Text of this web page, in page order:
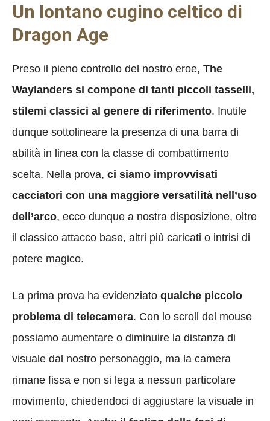
Un lontano cugino celtico di
Dragon Age
Preso il pieno controllo del nostro eroe, The
Waylanders si compone di tanti piccoli tasselli,
stilemi classici al genere di riferimento. Inutile
dunque sottolineare la presenza di una barra di
abilità in linea con la classe di combattimento
scelta. Nella prova, ci siamo improvvisati
cacciatori con una maggiore versatilità nell’uso
dell’arco, ecco dunque a nostra disposizione, oltre
il classico attacco base, altri più caricati o intrisi di
potere magico.
La prima prova ha evidenziato qualche piccolo
problema di telecamera. Con lo scroll del mouse
possiamo aumentare o diminuire la distanza di
visuale dal nostro personaggio, ma la camera
rimane fissa e non si lega a nessun particolare
movimento, chiedendoci di aggiustare la visuale in